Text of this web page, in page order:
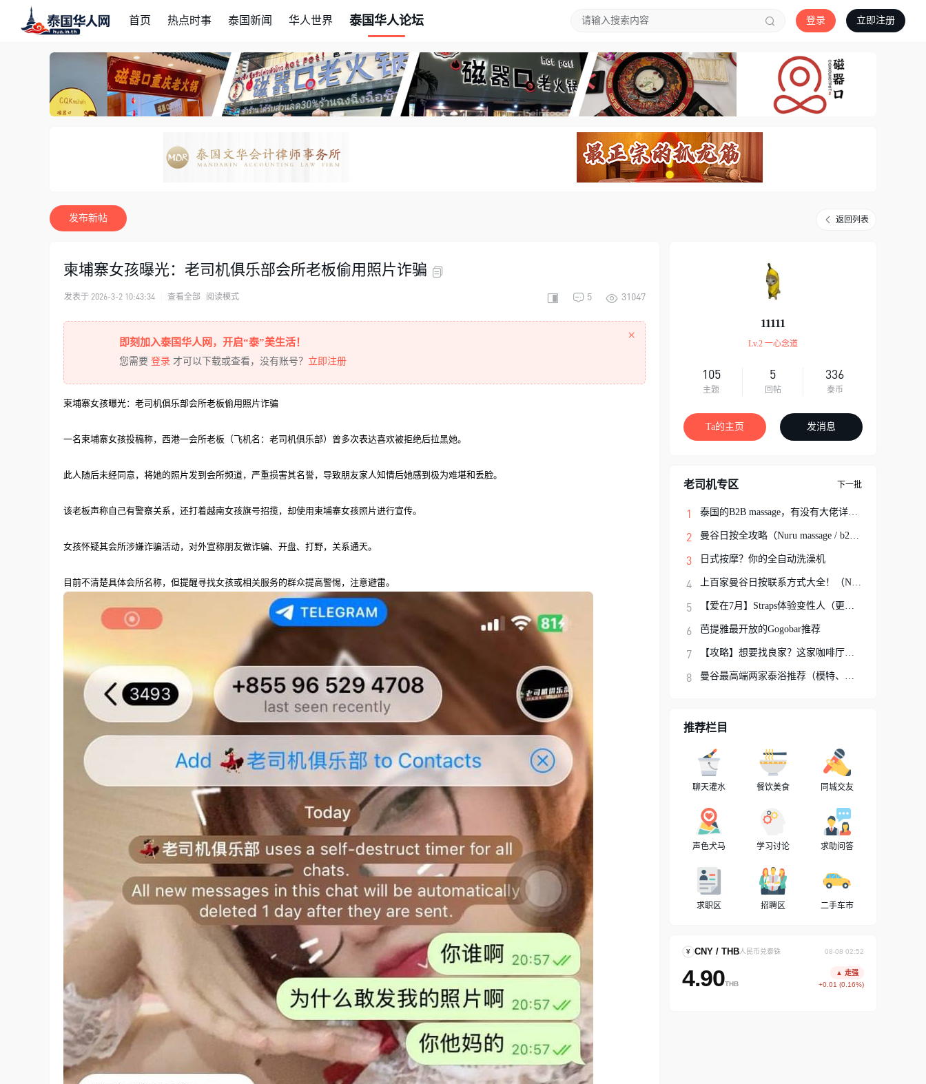
首页 热点时事 泰国新闻 华人世界 泰国华人论坛 登录 立即注册
返回列表
发布新帖
柬埔寨女孩曝光：老司机俱乐部会所老板偷用照片诈骗
31047
5
发表于 2026-3-2 10:43:34 查看全部 阅读模式
即刻加入泰国华人网，开启“泰”美生活！
您需要 登录 才可以下载或查看，没有账号？ 立即注册
×
柬埔寨女孩曝光：老司机俱乐部会所老板偷用照片诈骗
一名柬埔寨女孩投稿称，西港一会所老板（飞机名：老司机俱乐部）曾多次表达喜欢被拒绝后拉黑她。
此人随后未经同意，将她的照片发到会所频道，严重损害其名誉，导致朋友家人知情后她感到极为难堪和丢脸。
该老板声称自己有警察关系，还打着越南女孩旗号招揽，却使用柬埔寨女孩照片进行宣传。
女孩怀疑其会所涉嫌诈骗活动，对外宣称朋友做诈骗、开盘、打野，关系通天。
目前不清楚具体会所名称，但提醒寻找女孩或相关服务的群众提高警惕，注意避雷。
11111
Lv.2 一心念道
105
主题
5
回帖
336
泰币
Ta的主页 发消息
老司机专区 下一批
泰国的B2B massage，有没有大佬详细解说一
曼谷日按全攻略（Nuru massage / b2b按摩避
日式按摩？你的全自动洗澡机
上百家曼谷日按联系方式大全！（Nuru Massa
【爱在7月】Straps体验变性人（更新完结）
芭提雅最开放的Gogobar推荐
【攻略】想要找良家？这家咖啡厅你可以试试
曼谷最高端两家泰浴推荐（模特、网红、明星
推荐栏目
聊天灌水 餐饮美食 同城交友
声色犬马 学习讨论 求助问答
求职区 招聘区 二手车市
¥ CNY / THB人民币兑泰铢 08-08 02:52
4.90THB
▲ 走强
+0.01 (0.16%)